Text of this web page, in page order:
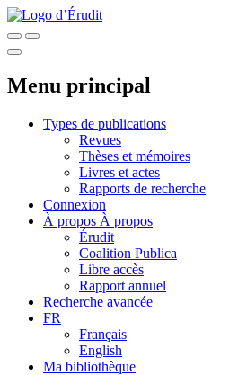
Menu principal
Types de publications
Revues
Thèses et mémoires
Livres et actes
Rapports de recherche
Connexion
À propos À propos
Érudit
Coalition Publica
Libre accès
Rapport annuel
Recherche avancée
FR
Français
English
Ma bibliothèque